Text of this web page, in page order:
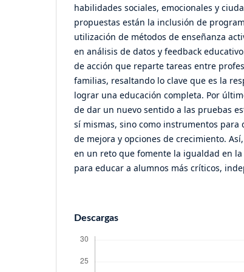
habilidades sociales, emocionales y
propuestas están la inclusión de
utilización de métodos de enseñanza
en análisis de datos y feedback
de acción que reparte tareas entre
familias, resaltando lo clave que es la
lograr una educación completa. Por
de dar un nuevo sentido a las pruebas
sí mismas, sino como instrumentos
de mejora y opciones de crecimiento.
en un reto que fomente la igualdad en
para educar a alumnos más críticos,
Descargas